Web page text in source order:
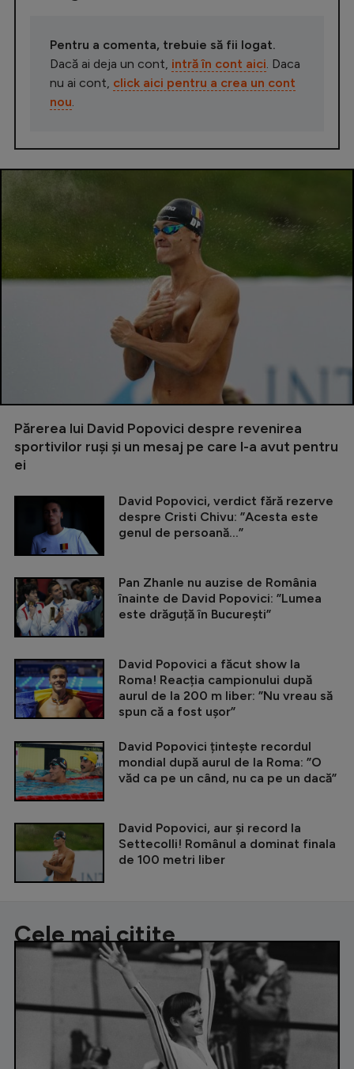
Pentru a comenta, trebuie să fii logat.
Dacă ai deja un cont, intră în cont aici. Daca
nu ai cont, click aici pentru a crea un cont
nou.
Părerea lui David Popovici despre revenirea
sportivilor ruși și un mesaj pe care l-a avut pentru
ei
David Popovici, verdict fără rezerve
despre Cristi Chivu: ”Acesta este
genul de persoană...”
Pan Zhanle nu auzise de România
înainte de David Popovici: ”Lumea
este drăguță în București”
David Popovici a făcut show la
Roma! Reacția campionului după
aurul de la 200 m liber: ”Nu vreau să
spun că a fost ușor”
David Popovici țintește recordul
mondial după aurul de la Roma: ”O
văd ca pe un când, nu ca pe un dacă”
David Popovici, aur și record la
Settecolli! Românul a dominat finala
de 100 metri liber
Cele mai citite